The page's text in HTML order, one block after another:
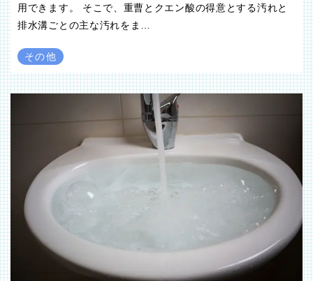
用できます。 そこで、重曹とクエン酸の得意とする汚れと
排水溝ごとの主な汚れをま…
その他